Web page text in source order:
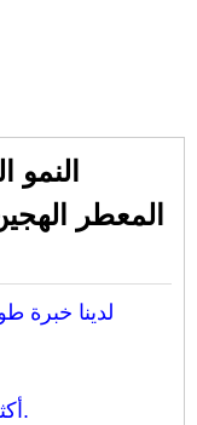
المعطر الهجين 9501 البذور، وقطع
لدينا خبرة
أكثر من 10 سنوات في مجال التصدير.